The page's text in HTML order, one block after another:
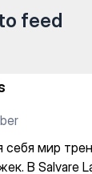
feed
мир
В Salvare